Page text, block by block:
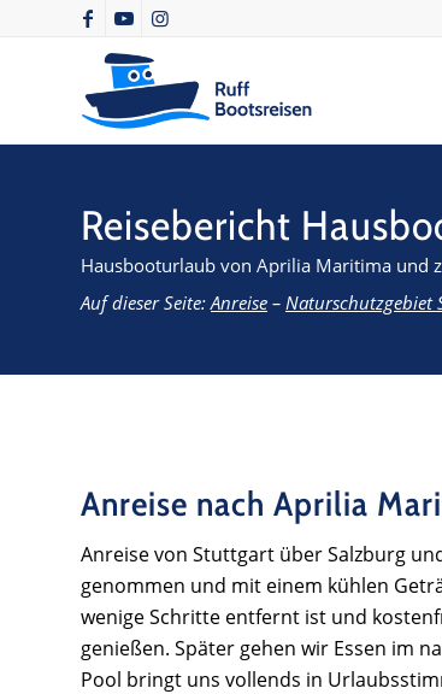
Reisebericht
Hausbooturlaub von Aprilia Maritima und
Auf dieser Seite:Anreise – Naturschutzgebiet
Anreise nach Aprilia
Anreise von Stuttgart über Salzburg
genommen und mit einem kühlen
wenige Schritte entfernt ist und
genießen. Später gehen wir Essen im
Pool bringt uns vollends in